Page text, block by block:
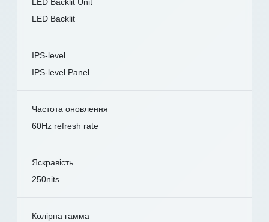
LED Backlit
IPS-level
IPS-level Panel
Частота оновлення
60Hz refresh rate
Яскравість
250nits
Колірна гамма